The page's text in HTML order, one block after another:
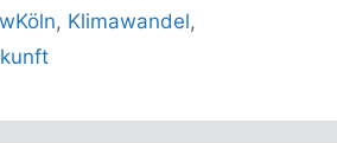
, Klimawandel,